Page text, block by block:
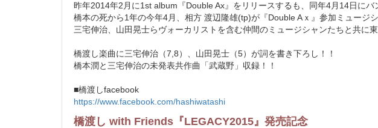
昨年2014年2月に1st album『Double Ax』をリリースするも、同年4月14日にバ
橋本の死から1年の今年4月、相方 渡辺隆雄(tp)が『Double Aｘ』参加ミュージシ
三宅伸治、山田晃士らヴォーカリストを含む仲間のミュージシャンたちと共に
橋渡し楽曲に三宅伸治（7,8）、山田晃士（5）が詞を書き下ろし！！
橋本潤と三宅伸治の未発表共作曲「武蔵野」収録！！
■橋渡しfacebook
https://www.facebook.com/hashiwatashi
橋渡し with Friends『LEGACY2015』発売記念